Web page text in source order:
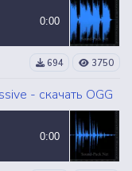
0:00
694 3750
- скачать OGG
0:00